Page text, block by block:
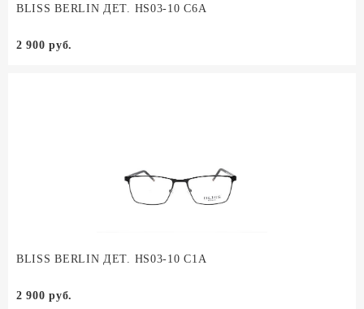
BLISS BERLIN ДЕТ. HS03-10 C6A
2 900 руб.
BLISS BERLIN ДЕТ. HS03-10 C1A
2 900 руб.